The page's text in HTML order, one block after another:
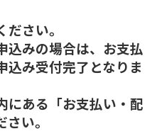
ださい。
みの場合は、お支払
込み受付完了となりま
にある「お支払い・配
い。